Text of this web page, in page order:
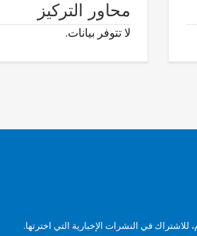
محاور التركيز
لا تتوفر بيانات.
للاشتراك في النشرات الإخبارية التي اخترتها.